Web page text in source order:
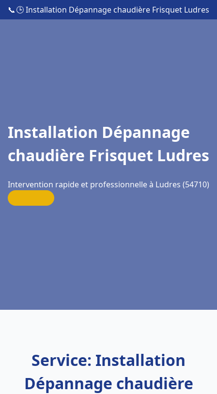
📞🕒 Installation Dépannage chaudière Frisquet Ludres
Installation Dépannage
chaudière Frisquet Ludres
Intervention rapide et professionnelle à Ludres (54710)
Service: Installation
Dépannage chaudière